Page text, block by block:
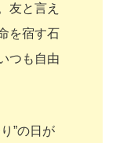
友と言え
を宿す石
つも自由
”の日が